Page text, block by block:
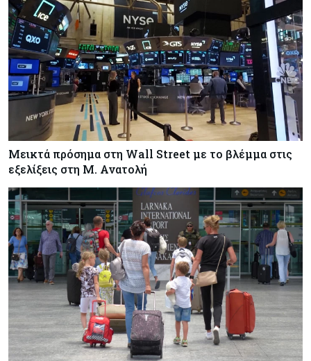
Μεικτά πρόσημα στη Wall Street με το βλέμμα στις
εξελίξεις στη Μ. Ανατολή